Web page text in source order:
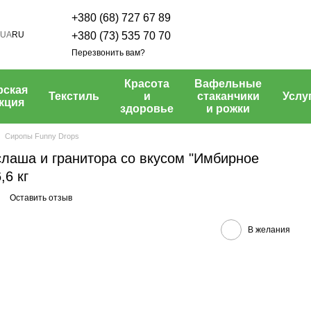
UARU
+380 (68) 727 67 89
+380 (73) 535 70 70
Перезвонить вам?
Текстиль
Красота
и
здоровье
Вафельные
стаканчики
и рожки
Сиропы Funny Drops
и гранитора со вкусом "Имбирное
кг
Оставить отзыв
В желания